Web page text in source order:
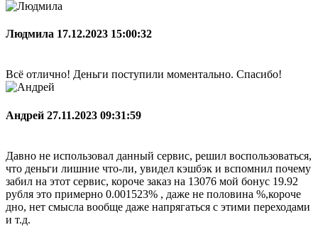
Людмила 17.12.2023 15:00:32
Всё отлично! Деньги поступили моментально. Спасибо!
Андрей 27.11.2023 09:31:59
Давно не использовал данный сервис, решил воспользоваться,
что деньги лишние что-ли, увидел кэшбэк и вспомнил почему
забил на этот сервис, короче заказ на 13076 мой бонус 19.92
рубля это примерно 0.001523% , даже не половина %,короче
дно, нет смысла вообще даже напрягаться с этими переходами
и т.д.